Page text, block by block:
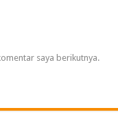
saya berikutnya.